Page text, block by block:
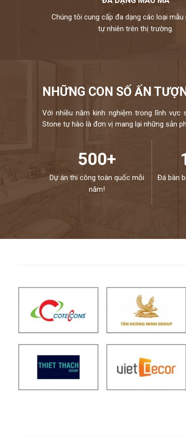
xanh lá,
kho đá hoàng gia phát là nhà phân phối và thi
Chúng tôi cung cấp đa dạng các loại
tự nhiên trên thị trường.
NHỮNG CON SỐ ẤN
Với nhiều năm kinh nghiệm trong lĩnh vực
Stone tự hào là đơn vị mang lại những sản
500+
Dự án thi công toàn quốc mỗi
năm!
Đá bàn